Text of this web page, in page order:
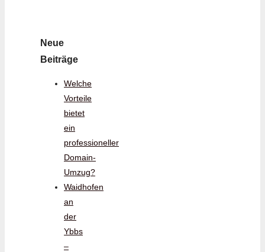
Neue
Beiträge
Welche
Vorteile
bietet
ein
professioneller
Domain-
Umzug?
Waidhofen
an
der
Ybbs
–